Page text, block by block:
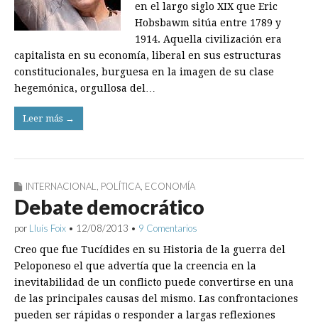
en el largo siglo XIX que Eric
Hobsbawm sitúa entre 1789 y
1914. Aquella civilización era
capitalista en su economía, liberal en sus estructuras
constitucionales, burguesa en la imagen de su clase
hegemónica, orgullosa del…
Leer más →
INTERNACIONAL, POLÍTICA, ECONOMÍA
Debate democrático
por Lluís Foix • 12/08/2013 • 9 Comentarios
Creo que fue Tucídides en su Historia de la guerra del
Peloponeso el que advertía que la creencia en la
inevitabilidad de un conflicto puede convertirse en una
de las principales causas del mismo. Las confrontaciones
pueden ser rápidas o responder a largas reflexiones